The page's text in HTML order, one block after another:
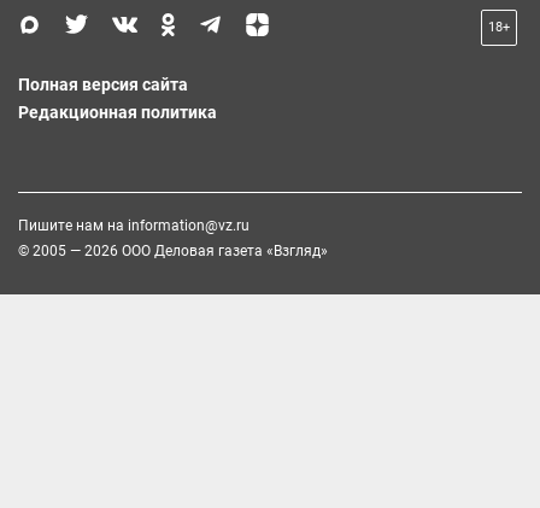
18+
Полная версия сайта
Редакционная политика
Пишите нам на information@vz.ru
© 2005 — 2026 ООО Деловая газета «Взгляд»